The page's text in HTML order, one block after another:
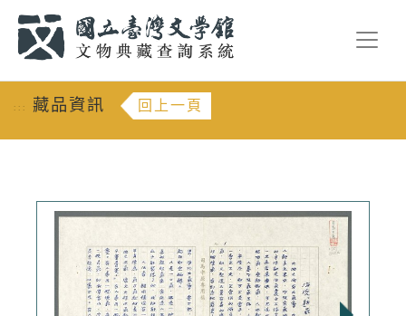
::: 藏品資訊 回上一頁